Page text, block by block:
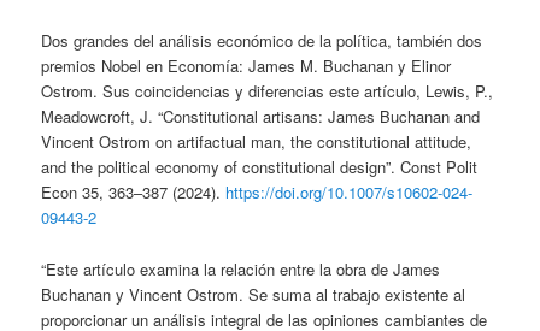
Dos grandes del análisis económico de la política, también dos
premios Nobel en Economía: James M. Buchanan y Elinor
Ostrom. Sus coincidencias y diferencias este artículo, Lewis, P.,
Meadowcroft, J. “Constitutional artisans: James Buchanan and
Vincent Ostrom on artifactual man, the constitutional attitude,
and the political economy of constitutional design”. Const Polit
Econ 35, 363–387 (2024). https://doi.org/10.1007/s10602-024-
09443-2
“Este artículo examina la relación entre la obra de James
Buchanan y Vincent Ostrom. Se suma al trabajo existente al
proporcionar un análisis integral de las opiniones cambiantes de